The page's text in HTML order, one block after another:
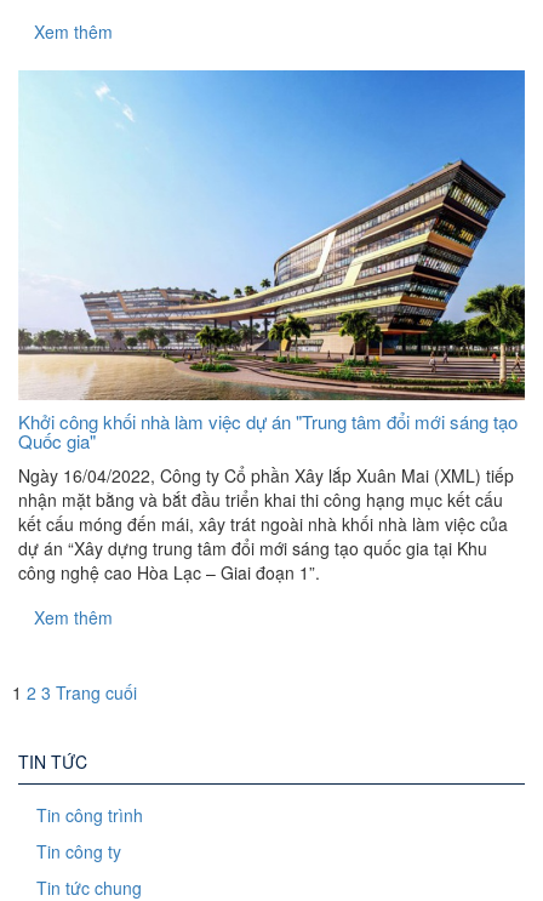
Xem thêm
Khởi công khối nhà làm việc dự án "Trung tâm đổi mới sáng tạo
Quốc gia"
Ngày 16/04/2022, Công ty Cổ phần Xây lắp Xuân Mai (XML) tiếp
nhận mặt bằng và bắt đầu triển khai thi công hạng mục kết cấu
kết cấu móng đến mái, xây trát ngoài nhà khối nhà làm việc của
dự án “Xây dựng trung tâm đổi mới sáng tạo quốc gia tại Khu
công nghệ cao Hòa Lạc – Giai đoạn 1”.
Xem thêm
1 2 3 Trang cuối
TIN TỨC
Tin công trình
Tin công ty
Tin tức chung